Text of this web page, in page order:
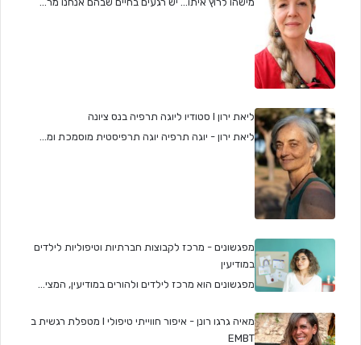
ליאת ירון I סטודיו ליוגה תרפיה בנס ציונה
ליאת ירון - יוגה תרפיה יוגה תרפיסטית מוסמכת ומ...
מפגשונים - מרכז לקבוצות חברתיות וטיפוליות לילדים
במודיעין
מפגשונים הוא מרכז לילדים ולהורים במודיעין, המצי...
מאיה גרגו רונן - איפור חווייתי טיפולי I מטפלת רגשית ב
EMBT